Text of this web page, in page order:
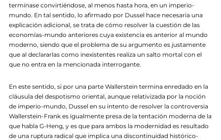
terminase convirtiéndose, al menos hasta hora, en un imperio-
mundo. En tal sentido, lo afirmado por Dussel hace necesaria una
explicación adicional, se trata de cómo resolver la cuestión de las
economías-mundo anteriores cuya existencia es anterior al mundo
moderno, siendo que el problema de su argumento es justamente
que al declararlas como inexistentes realiza un salto mortal con el
que no entra en la mencionada interrogante.
En este sentido, si por una parte Wallerstein termina enredado en la
cláusula del despotismo oriental, aunque relativizada por la noción
de imperio-mundo, Dussel en su intento de resolver la controversia
Wallerstein-Frank es igualmente presa de la tentación moderna de la
que habla G-Heng, y es que para ambos la modernidad es resultado
de una ruptura radical que implica una discontinuidad histórico-